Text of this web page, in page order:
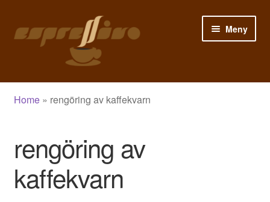
till
till
Meny
Hem
Varukorg
Kassa
Home» rengöring av kaffekvarn
rengöring av
kaffekvarn